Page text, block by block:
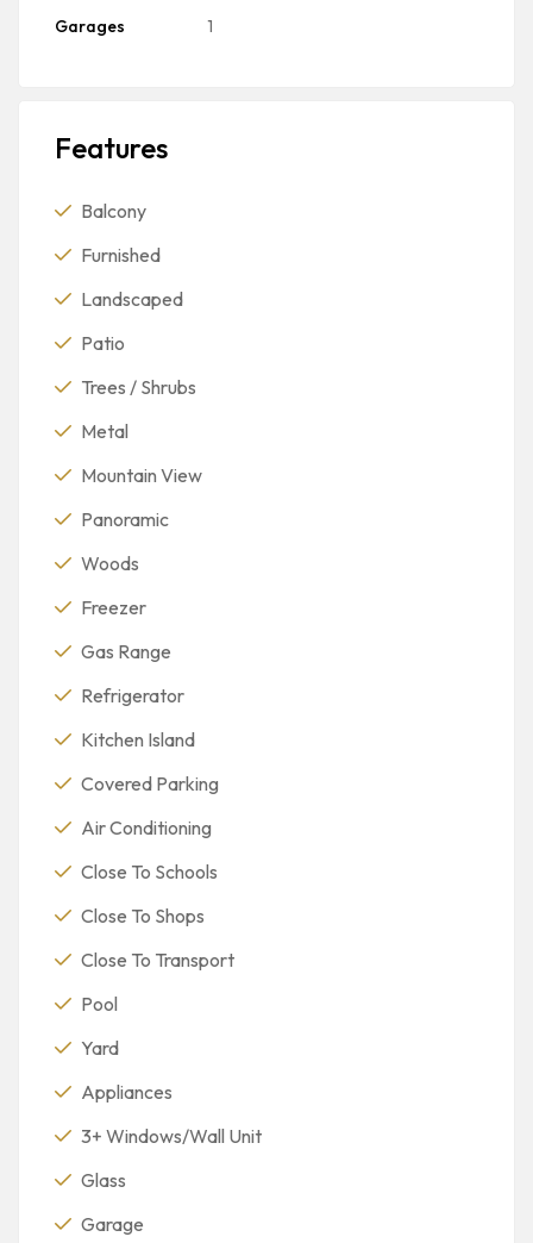
Garages 1
Features
Balcony
Furnished
Landscaped
Patio
Trees / Shrubs
Metal
Mountain View
Panoramic
Woods
Freezer
Gas Range
Refrigerator
Kitchen Island
Covered Parking
Air Conditioning
Close To Schools
Close To Shops
Close To Transport
Pool
Yard
Appliances
3+ Windows/Wall Unit
Glass
Garage